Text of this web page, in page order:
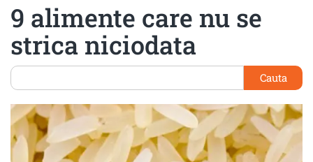
9 alimente care nu se
strica niciodata
Cauta